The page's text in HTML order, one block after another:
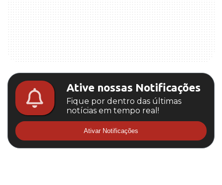
Ative nossas Notificações
Fique por dentro das últimas
notícias em tempo real!
Ativar Notificações